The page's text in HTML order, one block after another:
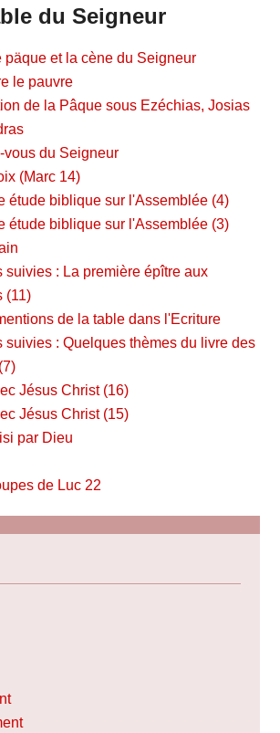
du Seigneur
päque et la cène du Seigneur
le pauvre
de la Pâque sous Ezéchias, Josias
vous du Seigneur
(Marc 14)
étude biblique sur l'Assemblée (4)
étude biblique sur l'Assemblée (3)
suivies : La première épître aux
(11)
de la table dans l'Ecriture
suivies : Quelques thèmes du livre des
Jésus Christ (16)
Jésus Christ (15)
par Dieu
de Luc 22